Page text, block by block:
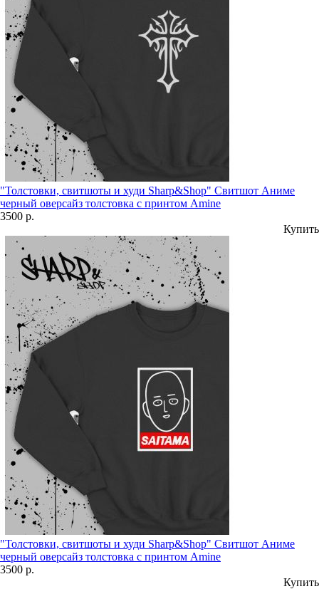
"Толстовки, свитшоты и худи Sharp&Shop" Свитшот Аниме
черный оверсайз толстовка с принтом Amine
3500 р.
Купить
"Толстовки, свитшоты и худи Sharp&Shop" Свитшот Аниме
черный оверсайз толстовка с принтом Amine
3500 р.
Купить